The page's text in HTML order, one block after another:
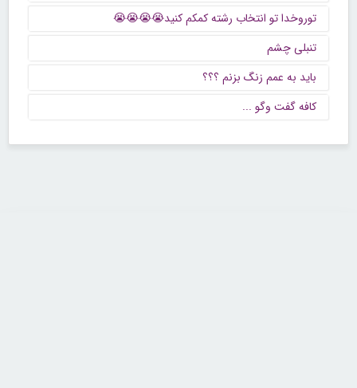
توروخدا تو انتخاب رشته کمکم کنید😭😭😭😭
تنبلی چشم
باید به عمم زنگ بزنم ؟؟؟
كافه گفت وگو ...